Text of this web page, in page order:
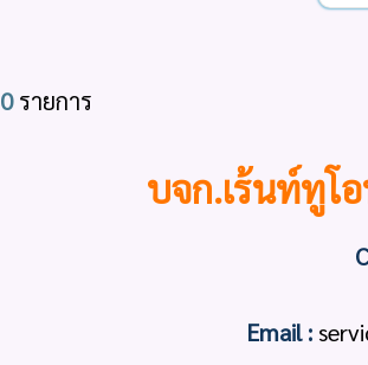
0รายการ
บจก.เร้นท์ทูโ
Email :